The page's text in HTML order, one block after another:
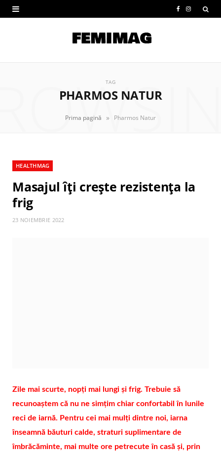
e
I
t
TAG
PHARMOS NATUR
Prima pagină » Pharmos Natur
HEALTHMAG
Masajul îți crește rezistența la
frig
23 NOIEMBRIE 2022
Zile mai scurte, nopți mai lungi și frig. Trebuie să
recunoaștem că nu ne simțim chiar confortabil în lunile
reci de iarnă. Pentru cei mai mulți dintre noi, iarna
înseamnă băuturi calde, straturi suplimentare de
îmbrăcăminte, mai multe ore petrecute în casă și, prin